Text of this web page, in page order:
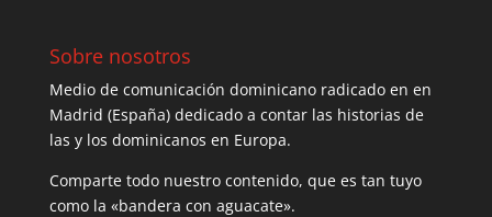
Sobre nosotros
Medio de comunicación dominicano radicado en en
Madrid (España) dedicado a contar las historias de
las y los dominicanos en Europa.
Comparte todo nuestro contenido, que es tan tuyo
como la «bandera con aguacate».